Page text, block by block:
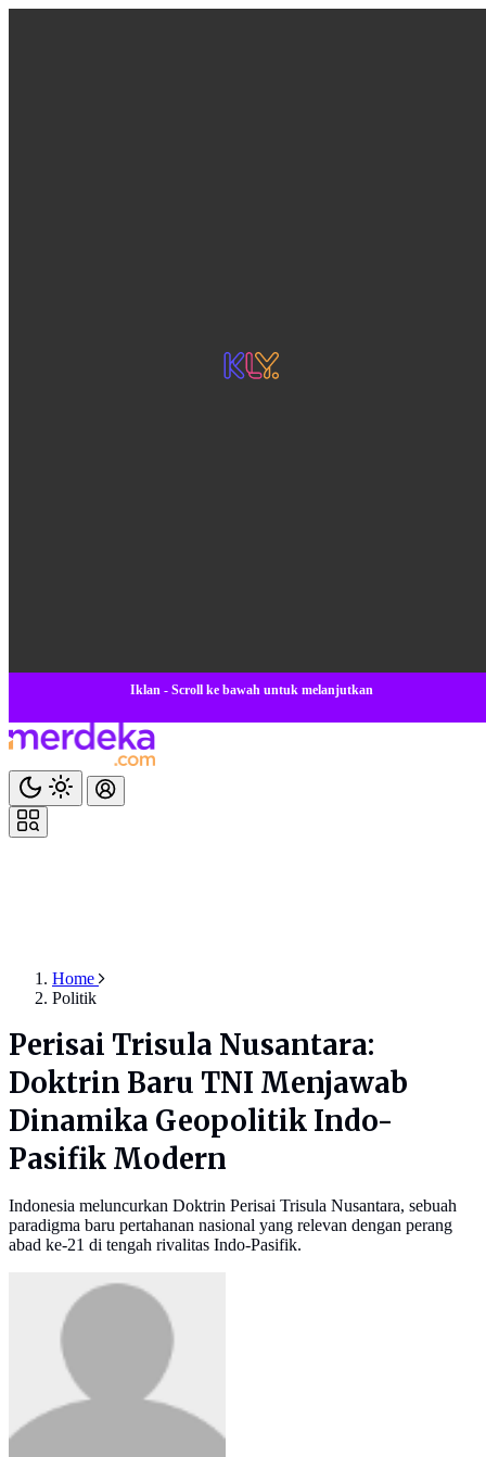
Iklan - Scroll ke bawah untuk melanjutkan
Home
Politik
Perisai Trisula Nusantara:
Doktrin Baru TNI Menjawab
Dinamika Geopolitik Indo-
Pasifik Modern
Indonesia meluncurkan Doktrin Perisai Trisula Nusantara, sebuah
paradigma baru pertahanan nasional yang relevan dengan perang
abad ke-21 di tengah rivalitas Indo-Pasifik.